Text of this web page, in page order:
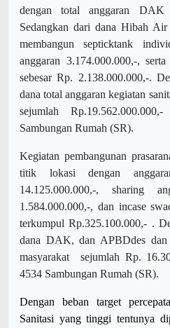
dengan total anggaran DAK
Sedangkan dari dana Hibah
membangun septicktank
anggaran 3.174.000.000,-,
sebesar Rp. 2.138.000.000,-.
dana total anggaran kegiatan
sejumlah
Sambungan Rumah (SR).
Kegiatan pembangunan
titik lokasi dengan
14.125.000.000,-, sharing
1.584.000.000,-, dan incase
terkumpul Rp.325.100.000,- .
dana DAK, dan APBDdes dan
masyarakat sejumlah Rp.
4534 Sambungan Rumah (SR).
Dengan beban target
Sanitasi yang tinggi tentunya